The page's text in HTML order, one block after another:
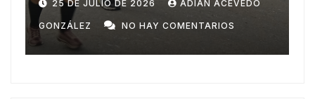
20 DE JULIO DE 2026 ADIAN ACEVEDO
GONZÁLEZ NO HAY COMENTARIOS